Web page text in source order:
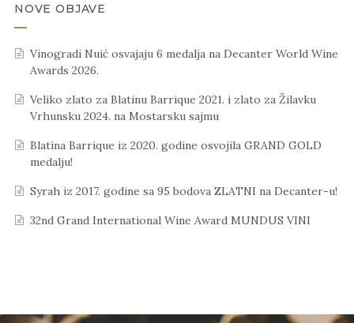
NOVE OBJAVE
Vinogradi Nuić osvajaju 6 medalja na Decanter World Wine
Awards 2026.
Veliko zlato za Blatinu Barrique 2021. i zlato za Žilavku
Vrhunsku 2024. na Mostarsku sajmu
Blatina Barrique iz 2020. godine osvojila GRAND GOLD
medalju!
Syrah iz 2017. godine sa 95 bodova ZLATNI na Decanter-u!
32nd Grand International Wine Award MUNDUS VINI